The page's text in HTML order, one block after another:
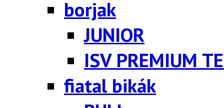
borjak
JUNIOR
ISV PREMIUM
fiatal bikák